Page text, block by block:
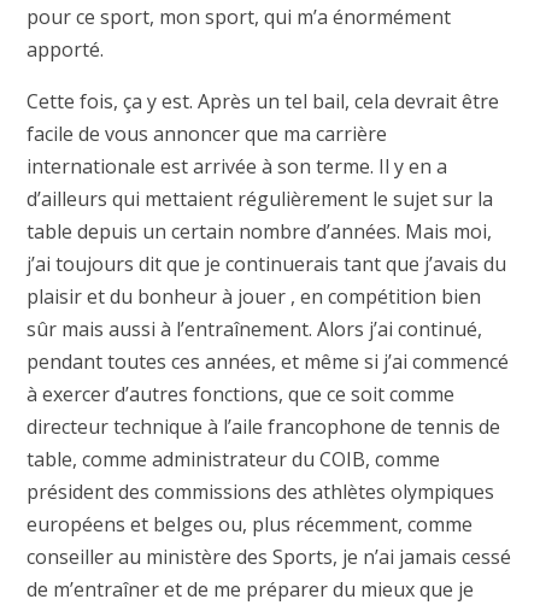
pour ce sport, mon sport, qui m’a énormément
apporté.
Cette fois, ça y est. Après un tel bail, cela devrait être
facile de vous annoncer que ma carrière
internationale est arrivée à son terme. Il y en a
d’ailleurs qui mettaient régulièrement le sujet sur la
table depuis un certain nombre d’années. Mais moi,
j’ai toujours dit que je continuerais tant que j’avais du
plaisir et du bonheur à jouer , en compétition bien
sûr mais aussi à l’entraînement. Alors j’ai continué,
pendant toutes ces années, et même si j’ai commencé
à exercer d’autres fonctions, que ce soit comme
directeur technique à l’aile francophone de tennis de
table, comme administrateur du COIB, comme
président des commissions des athlètes olympiques
européens et belges ou, plus récemment, comme
conseiller au ministère des Sports, je n’ai jamais cessé
de m’entraîner et de me préparer du mieux que je